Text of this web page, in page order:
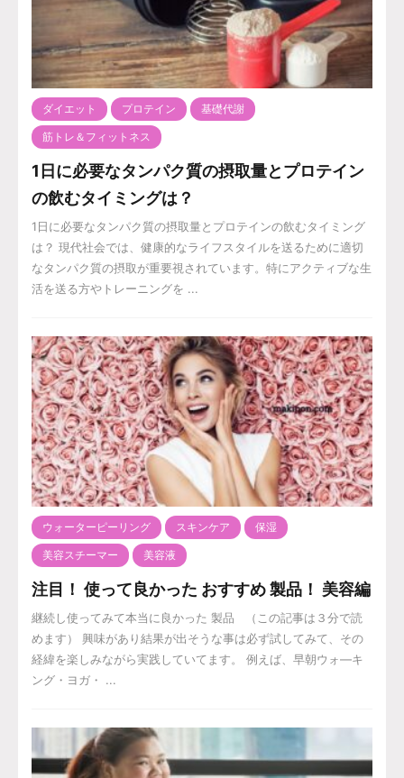
ダイエット プロテイン 基礎代謝
筋トレ＆フィットネス
1日に必要なタンパク質の摂取量とプロテイン
の飲むタイミングは？
1日に必要なタンパク質の摂取量とプロテインの飲むタイミング
は？ 現代社会では、健康的なライフスタイルを送るために適切
なタンパク質の摂取が重要視されています。特にアクティブな生
活を送る方やトレーニングを ...
ウォーターピーリング スキンケア 保湿
美容スチーマー 美容液
注目！ 使って良かった おすすめ 製品！ 美容編
継続し使ってみて本当に良かった 製品 （この記事は３分で読
めます） 興味があり結果が出そうな事は必ず試してみて、その
経緯を楽しみながら実践していてます。 例えば、早朝ウォ―キ
ング・ヨガ・ ...